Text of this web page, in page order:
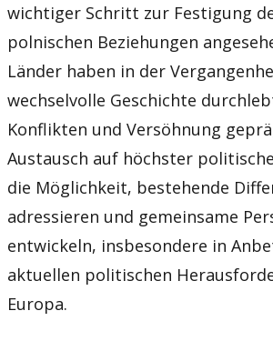
wichtiger Schritt zur Festigung
polnischen Beziehungen
Länder haben in der
wechselvolle Geschichte
Konflikten und Versöhnung
Austausch auf höchster
die Möglichkeit, bestehende
adressieren und gemeinsame
entwickeln, insbesondere in
aktuellen politischen
Europa.